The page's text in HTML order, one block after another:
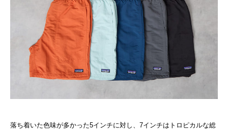
落ち着いた色味が多かった5インチに対し、7インチはトロピカルな総